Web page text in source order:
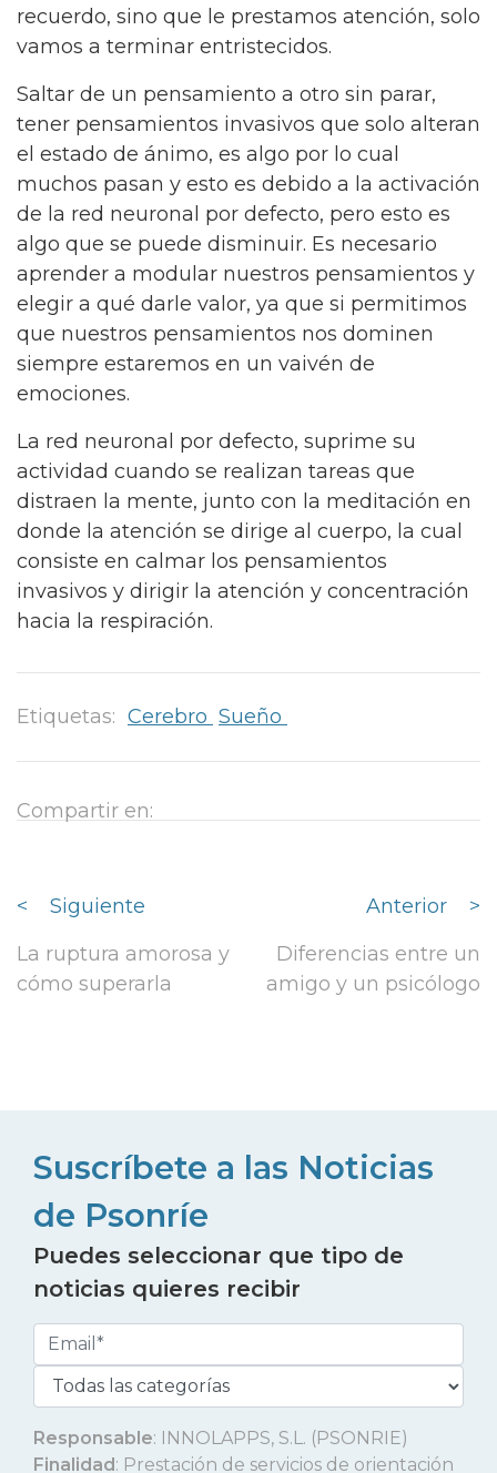
recuerdo, sino que le prestamos atención, solo
vamos a terminar entristecidos.
Saltar de un pensamiento a otro sin parar,
tener pensamientos invasivos que solo alteran
el estado de ánimo, es algo por lo cual
muchos pasan y esto es debido a la activación
de la red neuronal por defecto, pero esto es
algo que se puede disminuir. Es necesario
aprender a modular nuestros pensamientos y
elegir a qué darle valor, ya que si permitimos
que nuestros pensamientos nos dominen
siempre estaremos en un vaivén de
emociones.
La red neuronal por defecto, suprime su
actividad cuando se realizan tareas que
distraen la mente, junto con la meditación en
donde la atención se dirige al cuerpo, la cual
consiste en calmar los pensamientos
invasivos y dirigir la atención y concentración
hacia la respiración.
Etiquetas: Cerebro Sueño
Compartir en:
<
Siguiente
La ruptura amorosa y
cómo superarla
Anterior
>
Diferencias entre un
amigo y un psicólogo
Suscríbete a las Noticias
de Psonríe
Puedes seleccionar que tipo de
noticias quieres recibir
Responsable: INNOLAPPS, S.L. (PSONRIE)
Finalidad: Prestación de servicios de orientación